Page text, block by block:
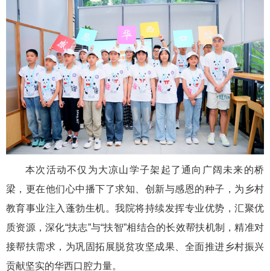
本次活动不仅为大凉山学子架起了通向广阔未来的桥
梁，更在他们心中播下了求知、创新与感恩的种子，为乡村
教育事业注入蓬勃生机。我院将持续发挥专业优势，汇聚优
质资源，深化“扶志”与“扶智”相结合的长效帮扶机制，精准对
接帮扶需求，为巩固拓展脱贫攻坚成果、全面推进乡村振兴
贡献坚实的华西口腔力量。